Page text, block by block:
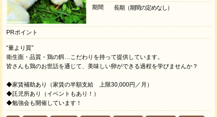
期間
長期（期間の定めなし）
PRポイント
“量より質”
衛生面・品質・鶏の餌…こだわりを持って提供しています。
皆さんも鶏のお世話を通じて、美味しい卵ができる過程を学びませんか？
◆家賃補助あり（家賃の半額支給 上限30,000円／月）
◆託児所あり（イベントもあり！）
◆勉強会も開催しています！